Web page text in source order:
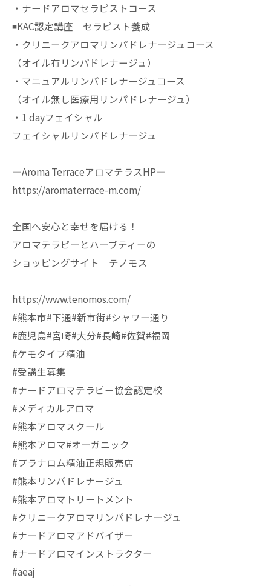
・ナードアロマセラピストコース
◾️KAC認定講座 セラピスト養成
・クリニークアロマリンパドレナージュコース
（オイル有リンパドレナージュ）
・マニュアルリンパドレナージュコース
（オイル無し医療用リンパドレナージュ）
・1 dayフェイシャル
フェイシャルリンパドレナージュ
—Aroma TerraceアロマテラスHP—
https://aromaterrace-m.com/
全国へ安心と幸せを届ける！
アロマテラピーとハーブティーの
ショッピングサイト テノモス
https://www.tenomos.com/
#熊本市#下通#新市街#シャワー通り
#鹿児島#宮崎#大分#長崎#佐賀#福岡
#ケモタイプ精油
#受講生募集
#ナードアロマテラピー協会認定校
#メディカルアロマ
#熊本アロマスクール
#熊本アロマ#オーガニック
#プラナロム精油正規販売店
#熊本リンパドレナージュ
#熊本アロマトリートメント
#クリニークアロマリンパドレナージュ
#ナードアロマアドバイザー
#ナードアロマインストラクター
#aeaj